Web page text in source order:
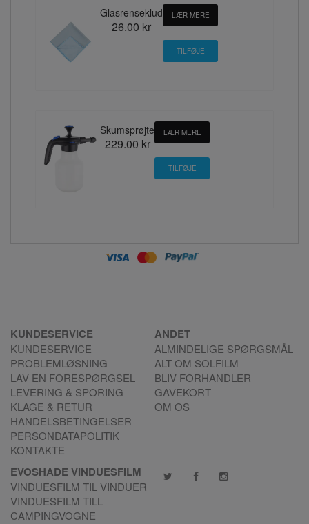
Glasrenseklud
26.00 kr
LÆR MERE
Skumsprøjte
229.00 kr
LÆR MERE
KUNDESERVICE
KUNDESERVICE
PROBLEMLØSNING
LAV EN FORESPØRGSEL
LEVERING & SPORING
KLAGE & RETUR
HANDELSBETINGELSER
PERSONDATAPOLITIK
KONTAKTE
ANDET
ALMINDELIGE SPØRGSMÅL
ALT OM SOLFILM
BLIV FORHANDLER
GAVEKORT
OM OS
EVOSHADE VINDUESFILM
VINDUESFILM TIL VINDUER
VINDUESFILM TILL
CAMPINGVOGNE